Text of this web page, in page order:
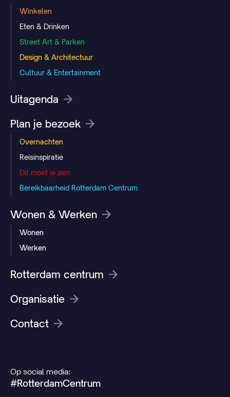
Winkelen
Eten & Drinken
Street Art & Parken
Design & Architectuur
Cultuur & Entertainment
Uitagenda
Plan je bezoek
Overnachten
Reisinspiratie
Dit moet je zien
Bereikbaarheid Rotterdam Centrum
Wonen & Werken
Wonen
Werken
Rotterdam centrum
Organisatie
Contact
Op social media:
#RotterdamCentrum